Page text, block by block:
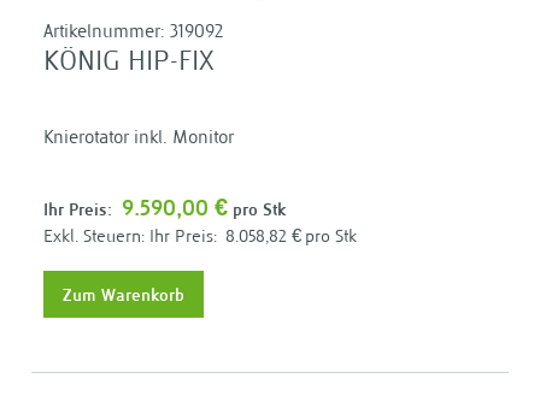
Artikelnummer: 319092
KÖNIG HIP-FIX
Knierotator inkl. Monitor
Ihr Preis: 9.590,00 € pro Stk
Ihr Preis: 8.058,82 € pro Stk
Zum Warenkorb